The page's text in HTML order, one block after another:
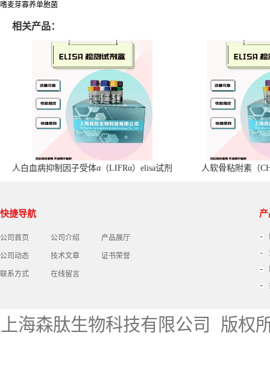
嗜麦芽寡养单胞菌
相关产品：
人白血病抑制因子受体α（LIFRα）elisa试剂
人软骨粘附素（
快捷导航
公司首页 公司介绍 产品展厅
公司动态 技术文章 证书荣誉
联系方式 在线留言
上海森肽生物科技有限公司 版权